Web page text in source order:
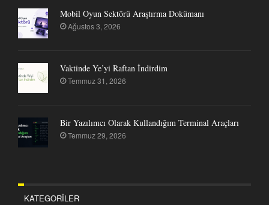
Mobil Oyun Sektörü Araştırma Dokümanı
Ağustos 3, 2026
Vaktinde Ye’yi Raftan İndirdim
Temmuz 31, 2026
Bir Yazılımcı Olarak Kullandığım Terminal Araçları
Temmuz 29, 2026
KATEGORILER